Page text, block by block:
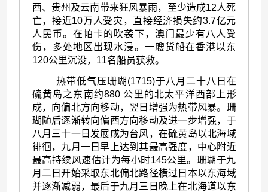
西、贵州及云南带来狂风暴雨，至少造成12人死
亡，接近10万人受灾，直接经济损失约3.7亿元
人民币。在帕卡的吹袭下，澳门最少有八人受
伤，多处地区出现水浸。一艘货船在香港以东
120公里沉没，11名船员获救。
热带低气压珊瑚(1715)于八月二十八日在
硫黄岛之东南约880 公里的北太平洋西部上形
成，向偏北方向移动，翌日增强为热带风暴。珊
瑚随后逐渐转向偏西方向移动及进一步增强，于
八月三十一日发展成为台风，在硫黄岛以北海域
徘徊，九月一日早上达到其最高强度，中心附近
最高持续风速估计为每小时145公里。珊瑚于九
月二日开始采取东北偏北路径横过日本以东海域
并逐渐减弱，最后于九月三日晚上在北海道以东